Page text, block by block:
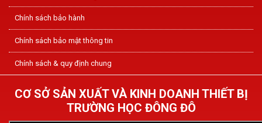
Chính sách bảo hành
Chính sách bảo mật thông tin
Chính sách & quy định chung
CƠ SỞ SẢN XUẤT VÀ KINH DOANH THIẾT BỊ
TRƯỜNG HỌC ĐÔNG ĐÔ